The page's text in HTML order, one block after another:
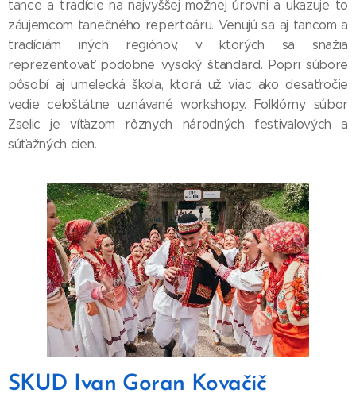
tance a tradície na najvyššej možnej úrovni a ukazuje to
záujemcom tanečného repertoáru. Venujú sa aj tancom a
tradíciám iných regiónov, v ktorých sa snažia
reprezentovať podobne vysoký štandard. Popri súbore
pôsobí aj umelecká škola, ktorá už viac ako desaťročie
vedie celoštátne uznávané workshopy. Folklórny súbor
Zselic je víťazom rôznych národných festivalových a
súťažných cien.
SKUD Ivan Goran Kovačič